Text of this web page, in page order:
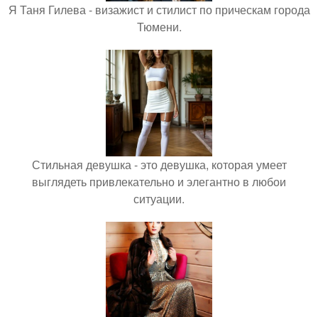
Я Таня Гилева - визажист и стилист по прическам города
Тюмени.
Стильная девушка - это девушка, которая умеет
выглядеть привлекательно и элегантно в любои
ситуации.